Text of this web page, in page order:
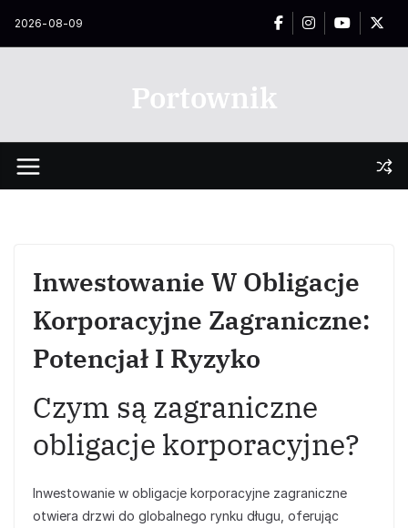
2026-08-09
Portownik
Inwestowanie W Obligacje
Korporacyjne Zagraniczne:
Potencjał I Ryzyko
Czym są zagraniczne
obligacje korporacyjne?
Inwestowanie w obligacje korporacyjne zagraniczne
otwiera drzwi do globalnego rynku długu, oferując